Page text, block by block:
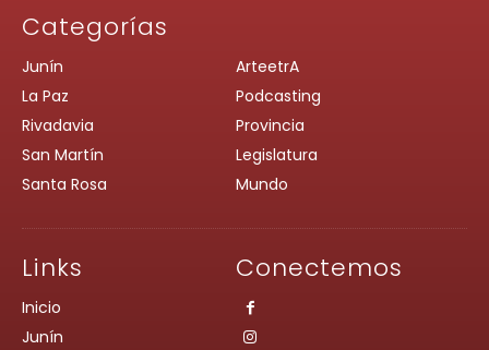
Categorías
Junín
La Paz
Rivadavia
San Martín
Santa Rosa
ArteetrA
Podcasting
Provincia
Legislatura
Mundo
Links
Inicio
Junín
Conectemos